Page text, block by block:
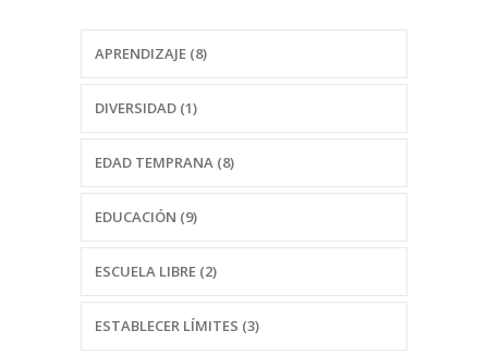
APRENDIZAJE (8)
DIVERSIDAD (1)
EDAD TEMPRANA (8)
EDUCACIÓN (9)
ESCUELA LIBRE (2)
ESTABLECER LÍMITES (3)